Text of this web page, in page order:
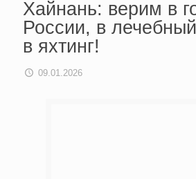
Хайнань: верим в
России, в
в яхтинг!
09.01.2026